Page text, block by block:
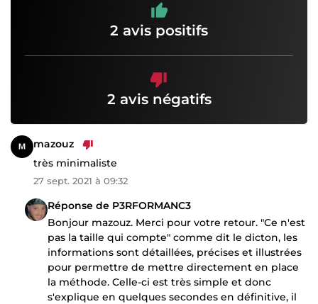
2 avis positifs
2 avis négatifs
mazouz
très minimaliste
27 sept. 2021 à 09:32
Réponse de P3RFORMANC3
Bonjour mazouz. Merci pour votre retour. "Ce n'est
pas la taille qui compte" comme dit le dicton, les
informations sont détaillées, précises et illustrées
pour permettre de mettre directement en place
la méthode. Celle-ci est très simple et donc
s'explique en quelques secondes en définitive, il